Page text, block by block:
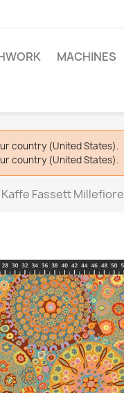
MACHINES
country (United States).
country (United States).
Fassett Millefiore